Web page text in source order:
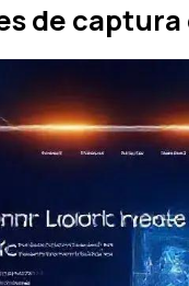
de captura